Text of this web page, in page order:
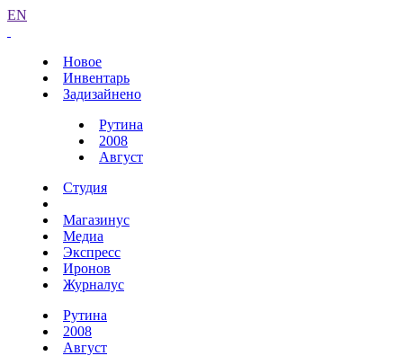
EN
Новое
Инвентарь
Задизайнено
Рутина
2008
Август
Студия
Магазинус
Медиа
Экспресс
Иронов
Журналус
Рутина
2008
Август